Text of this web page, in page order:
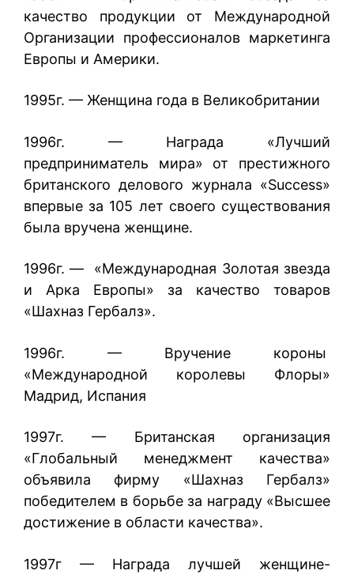
качество продукции от Международной
Организации профессионалов маркетинга
Европы и Америки.
1995г. — Женщина года в Великобритании
1996г. — Награда «Лучший
предприниматель мира» от престижного
британского делового журнала «Success»
впервые за 105 лет своего существования
была вручена женщине.
1996г. — «Международная Золотая звезда
и Арка Европы» за качество товаров
«Шахназ Гербалз».
1996г. — Вручение короны
«Международной королевы Флоры»
Мадрид, Испания
1997г. — Британская организация
«Глобальный менеджмент качества»
объявила фирму «Шахназ Гербалз»
победителем в борьбе за награду «Высшее
достижение в области качества».
1997г — Награда лучшей женщине-